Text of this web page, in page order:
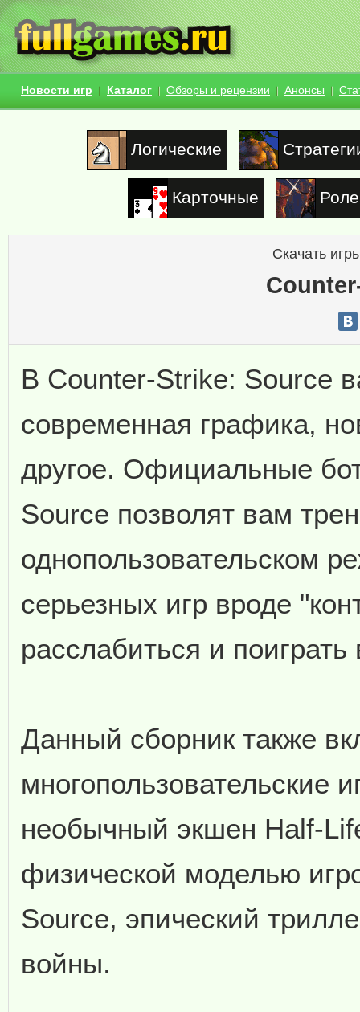
Новости игр Каталог Обзоры и рецензии Анонсы
Логические
Карточные
Скачать
В Counter-Strike: Source
современная графика,
другое. Официальные
Source позволят вам
однопользовательском
серьезных игр вроде
расслабиться и
Данный сборник также
многопользовательские
необычный экшен Half-
физической моделью
Source, эпический
войны.